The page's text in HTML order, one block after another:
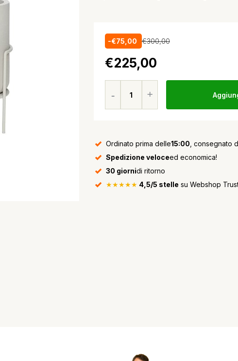
-€75,00 €300,00
€225,00
Ordinato prima delle15:00 , consegnato
Spedizione veloceed economica!
30 giornidi ritorno
★★★★★ 4,5/5 stelle su Webshop